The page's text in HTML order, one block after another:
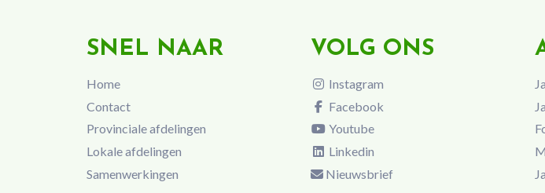
SNEL NAAR
Home
Contact
Provinciale afdelingen
Lokale afdelingen
Samenwerkingen
VOLG ONS
Instagram
Facebook
Youtube
Linkedin
Nieuwsbrief